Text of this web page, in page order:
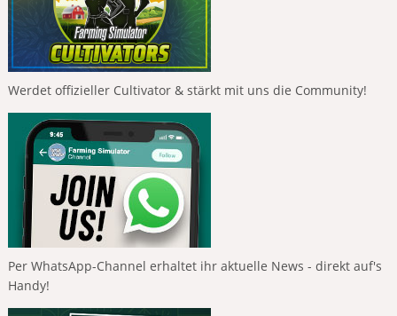
Werdet offizieller Cultivator & stärkt mit uns die Community!
Per WhatsApp-Channel erhaltet ihr aktuelle News - direkt auf's
Handy!